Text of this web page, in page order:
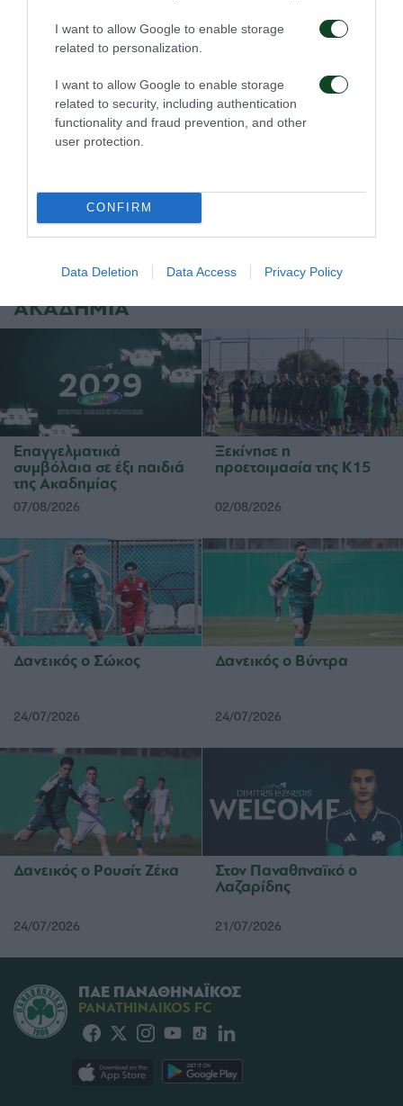
I want to allow Google to enable storage
related to personalization.
I want to allow Google to enable storage
related to security, including authentication
functionality and fraud prevention, and other
user protection.
CONFIRM
Data Deletion Data Access Privacy Policy
ΑΚΑΔΗΜΙΑ
Επαγγελματικά
συμβόλαια σε έξι παιδιά
της Ακαδημίας
07/08/2026
Ξεκίνησε η
προετοιμασία της Κ15
02/08/2026
Δανεικός ο Σώκος
24/07/2026
Δανεικός ο Βύντρα
24/07/2026
Δανεικός ο Ρουσίτ Ζέκα
24/07/2026
Στον Παναθηναϊκό ο
Λαζαρίδης
21/07/2026
ΠΑΕ ΠΑΝΑΘΗΝΑΪΚΟΣ
PANATHINAIKOS FC